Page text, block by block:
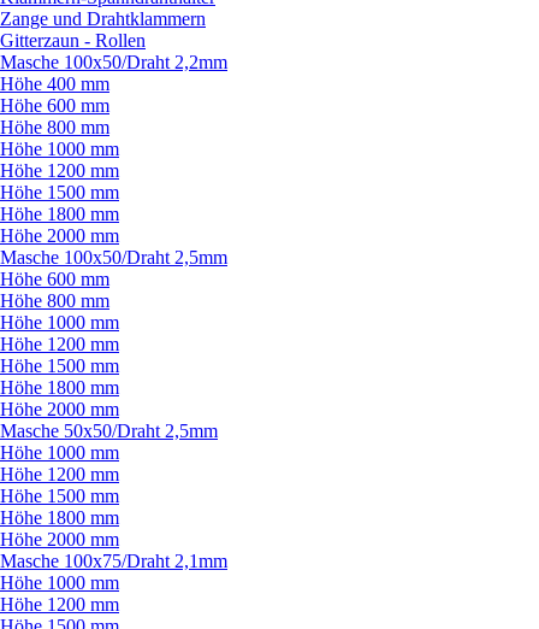
Zange und Drahtklammern
Gitterzaun - Rollen
Masche 100x50/Draht 2,2mm
Höhe 400 mm
Höhe 600 mm
Höhe 800 mm
Höhe 1000 mm
Höhe 1200 mm
Höhe 1500 mm
Höhe 1800 mm
Höhe 2000 mm
Masche 100x50/Draht 2,5mm
Höhe 600 mm
Höhe 800 mm
Höhe 1000 mm
Höhe 1200 mm
Höhe 1500 mm
Höhe 1800 mm
Höhe 2000 mm
Masche 50x50/Draht 2,5mm
Höhe 1000 mm
Höhe 1200 mm
Höhe 1500 mm
Höhe 1800 mm
Höhe 2000 mm
Masche 100x75/Draht 2,1mm
Höhe 1000 mm
Höhe 1200 mm